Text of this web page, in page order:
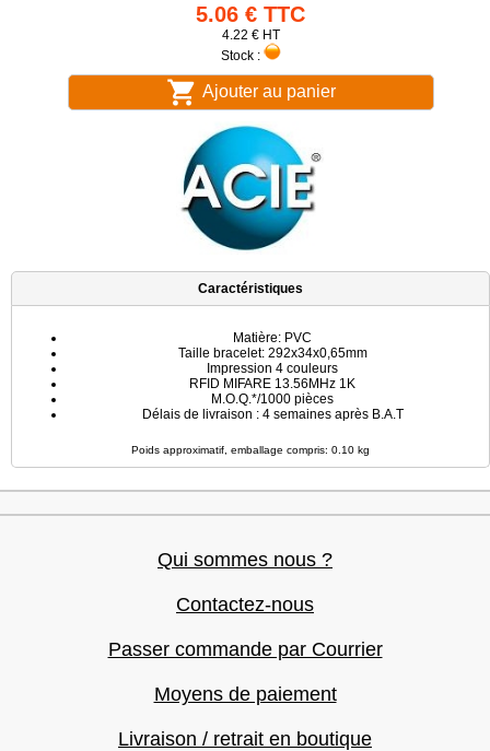
5.06 € TTC
4.22 € HT
Stock :
Ajouter au panier
Caractéristiques
Matière: PVC
Taille bracelet: 292x34x0,65mm
Impression 4 couleurs
RFID MIFARE 13.56MHz 1K
M.O.Q.*/1000 pièces
Délais de livraison : 4 semaines après B.A.T
Poids approximatif, emballage compris: 0.10 kg
Qui sommes nous ?
Contactez-nous
Passer commande par Courrier
Moyens de paiement
Livraison / retrait en boutique